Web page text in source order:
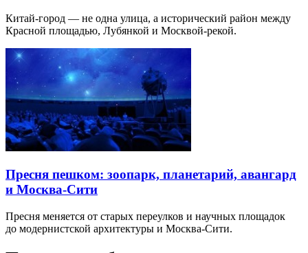
Китай-город — не одна улица, а исторический район между
Красной площадью, Лубянкой и Москвой-рекой.
Пресня пешком: зоопарк, планетарий, авангард
и Москва-Сити
Пресня меняется от старых переулков и научных площадок
до модернистской архитектуры и Москва-Сити.